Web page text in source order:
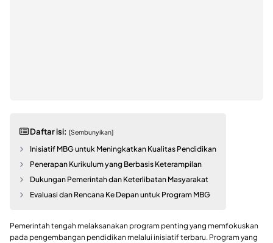
Daftar isi: [Sembunyikan]
Inisiatif MBG untuk Meningkatkan Kualitas Pendidikan
Penerapan Kurikulum yang Berbasis Keterampilan
Dukungan Pemerintah dan Keterlibatan Masyarakat
Evaluasi dan Rencana Ke Depan untuk Program MBG
Pemerintah tengah melaksanakan program penting yang memfokuskan
pada pengembangan pendidikan melalui inisiatif terbaru. Program yang